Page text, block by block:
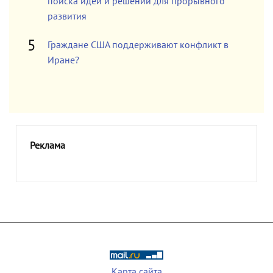
развития
Граждане США поддерживают конфликт в
Иране?
Реклама